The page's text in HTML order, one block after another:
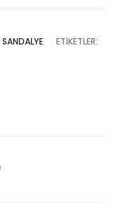
SANDALYE
ETIKETLER: